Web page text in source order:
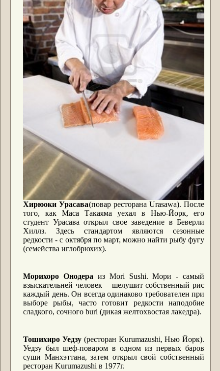
Хирюоки Урасава(повар ресторана Urasawa). После
того, как Маса Такаяма уехал в Нью-Йорк, его
студент Урасава открыл свое заведение в Беверли
Хиллз. Здесь стандартом являются сезонные
редкости - с октября по март, можно найти рыбу фугу
(семейства иглобрюхих).
Морихоро Онодера из Mori Sushi. Мори - самый
взыскательней человек – шелушит собственный рис
каждый день. Он всегда одинаково требователен при
выборе рыбы, часто готовит редкости наподобие
сладкого, сочного buri (дикая желтохвостая лакедра).
Тошихиро Уедзу (ресторан Kurumazushi, Нью Йорк).
Уедзу был шеф-поваром в одном из первых баров
суши Манхэттана, затем открыл свой собственный
ресторан Kurumazushi в 1977г.